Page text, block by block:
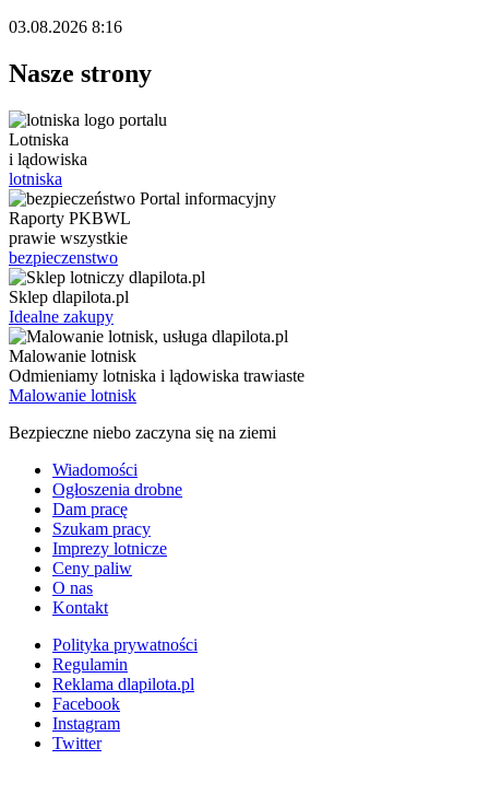
03.08.2026 8:16
Nasze strony
Lotniska
i lądowiska
lotniska
Raporty PKBWL
prawie wszystkie
bezpieczenstwo
Sklep dlapilota.pl
Idealne zakupy
Malowanie lotnisk
Odmieniamy lotniska i lądowiska trawiaste
Malowanie lotnisk
Bezpieczne niebo zaczyna się na ziemi
Wiadomości
Ogłoszenia drobne
Dam pracę
Szukam pracy
Imprezy lotnicze
Ceny paliw
O nas
Kontakt
Polityka prywatności
Regulamin
Reklama dlapilota.pl
Facebook
Instagram
Twitter